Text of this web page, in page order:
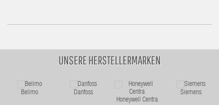
UNSERE HERSTELLERMARKEN
Belimo
Danfoss
Honeywell Centra
Siemens